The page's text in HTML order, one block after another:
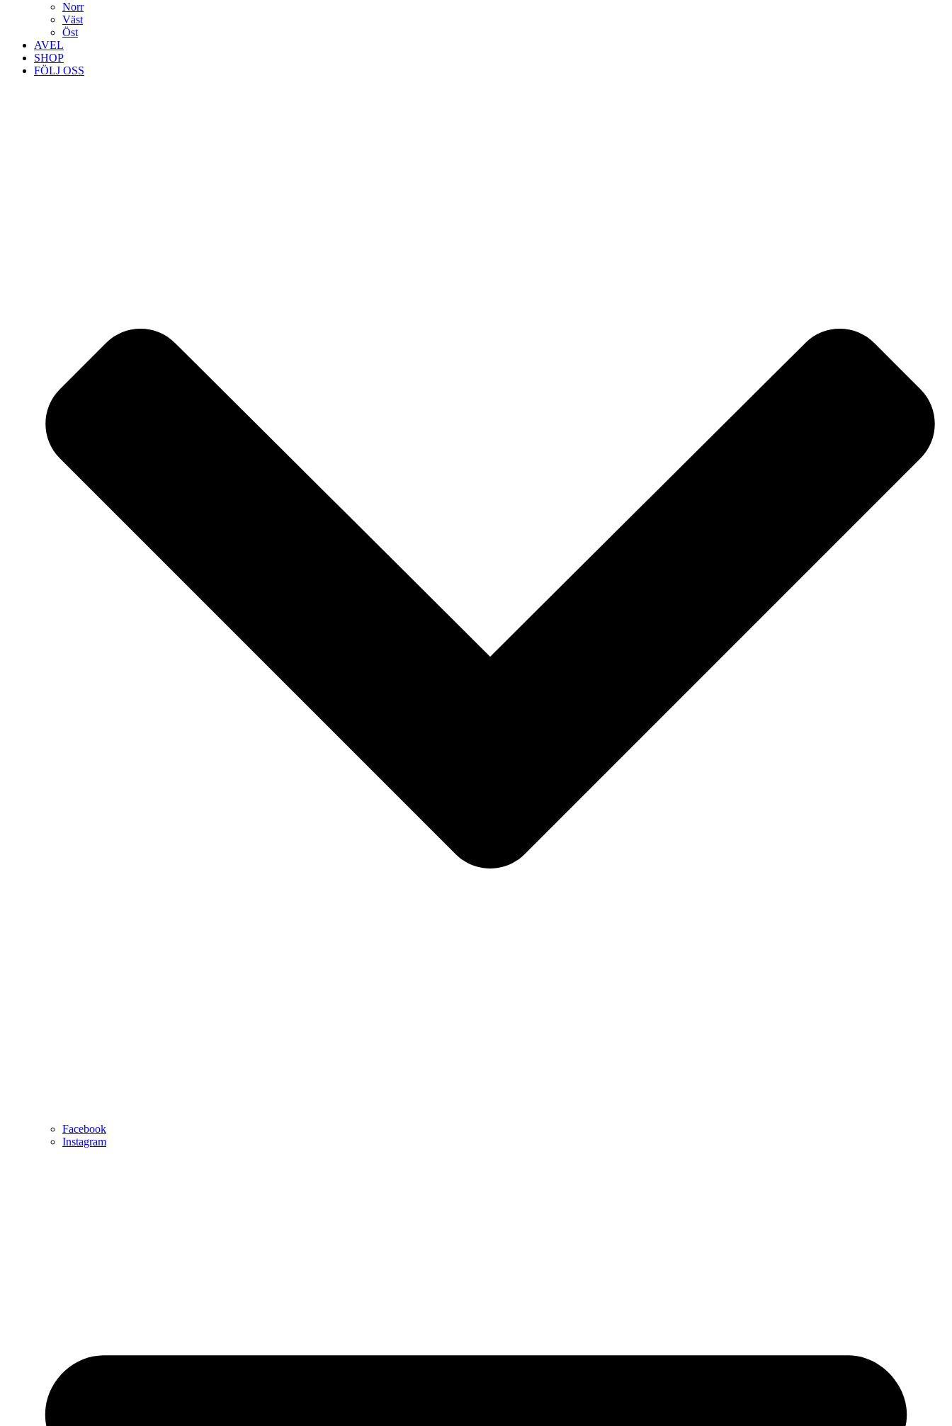
Norr
Väst
Öst
AVEL
SHOP
FÖLJ OSS
Facebook
Instagram